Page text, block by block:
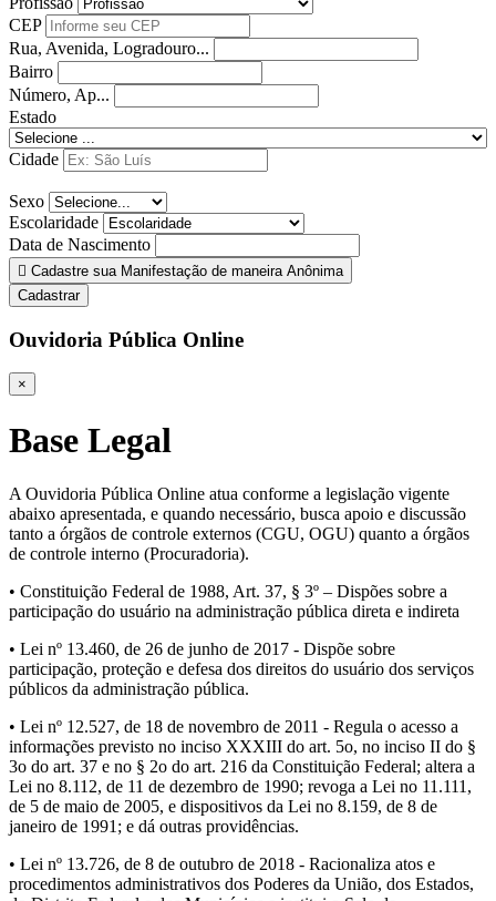
CEP
Rua, Avenida, Logradouro...
Bairro
Número, Ap...
Estado
Cidade
Sexo
Escolaridade
Data de Nascimento
Cadastre sua Manifestação de maneira Anônima
Cadastrar
Ouvidoria Pública Online
×
Base Legal
A Ouvidoria Pública Online atua conforme a legislação vigente
abaixo apresentada, e quando necessário, busca apoio e discussão
tanto a órgãos de controle externos (CGU, OGU) quanto a órgãos
de controle interno (Procuradoria).
• Constituição Federal de 1988, Art. 37, § 3º – Dispões sobre a
participação do usuário na administração pública direta e indireta
• Lei nº 13.460, de 26 de junho de 2017 - Dispõe sobre
participação, proteção e defesa dos direitos do usuário dos serviços
públicos da administração pública.
• Lei nº 12.527, de 18 de novembro de 2011 - Regula o acesso a
informações previsto no inciso XXXIII do art. 5o, no inciso II do §
3o do art. 37 e no § 2o do art. 216 da Constituição Federal; altera a
Lei no 8.112, de 11 de dezembro de 1990; revoga a Lei no 11.111,
de 5 de maio de 2005, e dispositivos da Lei no 8.159, de 8 de
janeiro de 1991; e dá outras providências.
• Lei nº 13.726, de 8 de outubro de 2018 - Racionaliza atos e
procedimentos administrativos dos Poderes da União, dos Estados,